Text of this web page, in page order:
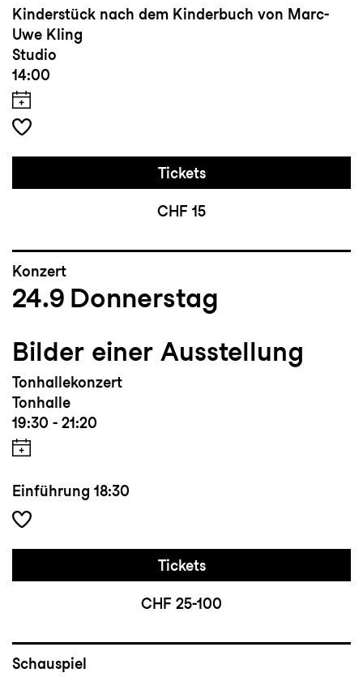
Kinderstück nach dem Kinderbuch von Marc-
Uwe Kling
Studio
14:00
Tickets
CHF 15
Konzert
24.9 Donnerstag
Bilder einer Ausstellung
Tonhallekonzert
Tonhalle
19:30 - 21:20
Einführung 18:30
Tickets
CHF 25-100
Schauspiel